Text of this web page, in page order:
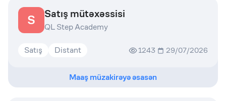
S Satış mütəxəssisi
QL Step Academy
Satış Distant 1243 29/07/2026
Maaş müzakirəyə əsasən